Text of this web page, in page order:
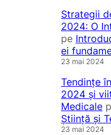
Strategii
2024: O
pe
ei
23 mai 2024
Tendințe
2024 și
Medicale
Știință și
23 mai 2024